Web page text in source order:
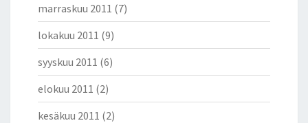
marraskuu 2011 (7)
lokakuu 2011 (9)
syyskuu 2011 (6)
elokuu 2011 (2)
kesäkuu 2011 (2)